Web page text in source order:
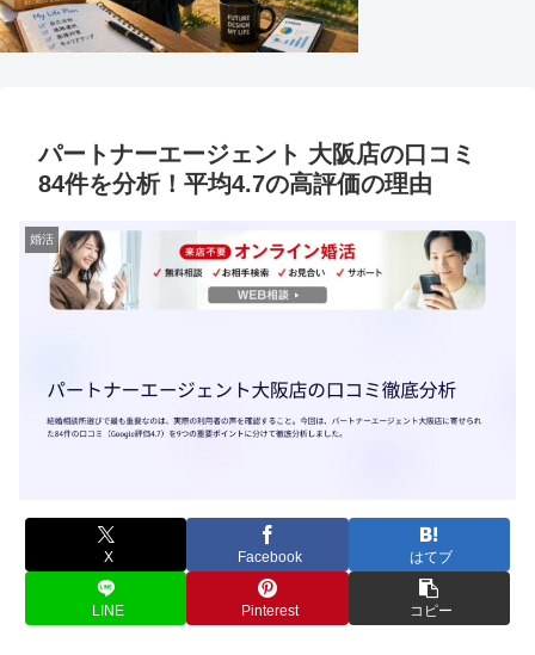
パートナーエージェント 大阪店の口コミ
84件を分析！平均4.7の高評価の理由
婚活
X Facebook はてブ
LINE Pinterest コピー